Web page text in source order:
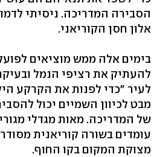
הסבירה המדריכה. ניסיתי
אלון חסן הקוריאני.
בימים אלה ממש מוציאים
להעתיק את רציפי הנמל
לעיר "כדי לפנות את הקרקע
מבט לכיוון השמיים יכול
של המדריכה. מאות מגדלי
עומדים בשורה קוריאנית
מצוקת המקום בקו החוף.